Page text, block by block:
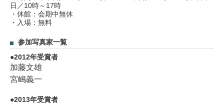
日／10時～17時
・休館：会期中無休
・入場：無料
参加写真家一覧
2012年受賞者
加藤文雄
宮嶋義一
2013年受賞者